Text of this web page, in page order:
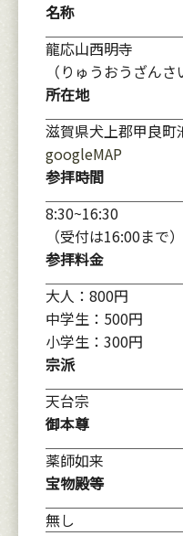
名称
龍応山西明寺
（りゅうおうざんさ
所在地
滋賀県犬上郡甲良町
googleMAP
参拝時間
8:30~16:30
（受付は16:00まで）
参拝料金
大人：800円
中学生：500円
小学生：300円
宗派
天台宗
御本尊
薬師如来
宝物殿等
無し